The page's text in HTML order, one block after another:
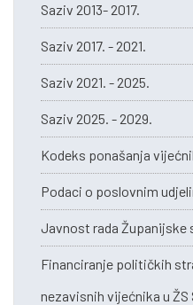
Saziv 2013- 2017.
Saziv 2017. - 2021.
Saziv 2021. - 2025.
Saziv 2025. - 2029.
Kodeks ponašanja
Podaci o poslovnim
Javnost rada Županijske
Financiranje političkih
nezavisnih vijećnika u ŽS